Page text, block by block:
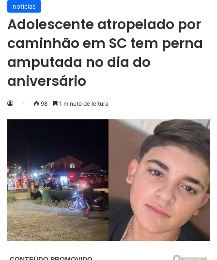
noticias
Adolescente atropelado por
caminhão em SC tem perna
amputada no dia do
aniversário
98 1 minuto de leitura